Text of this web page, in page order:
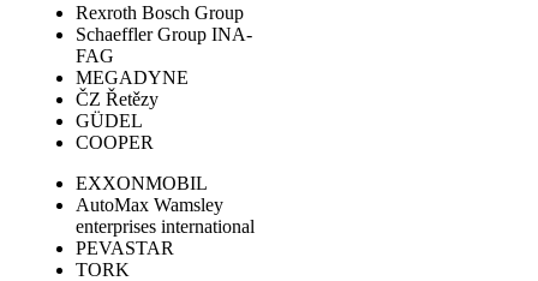
Rexroth Bosch Group
Schaeffler Group INA-
FAG
MEGADYNE
ČZ Řetězy
GÜDEL
COOPER
EXXONMOBIL
AutoMax Wamsley
enterprises international
PEVASTAR
TORK